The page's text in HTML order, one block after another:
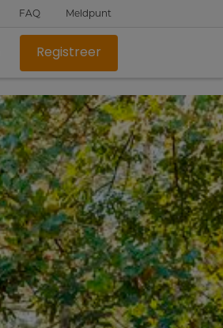
FAQ Meldpunt
Registreer